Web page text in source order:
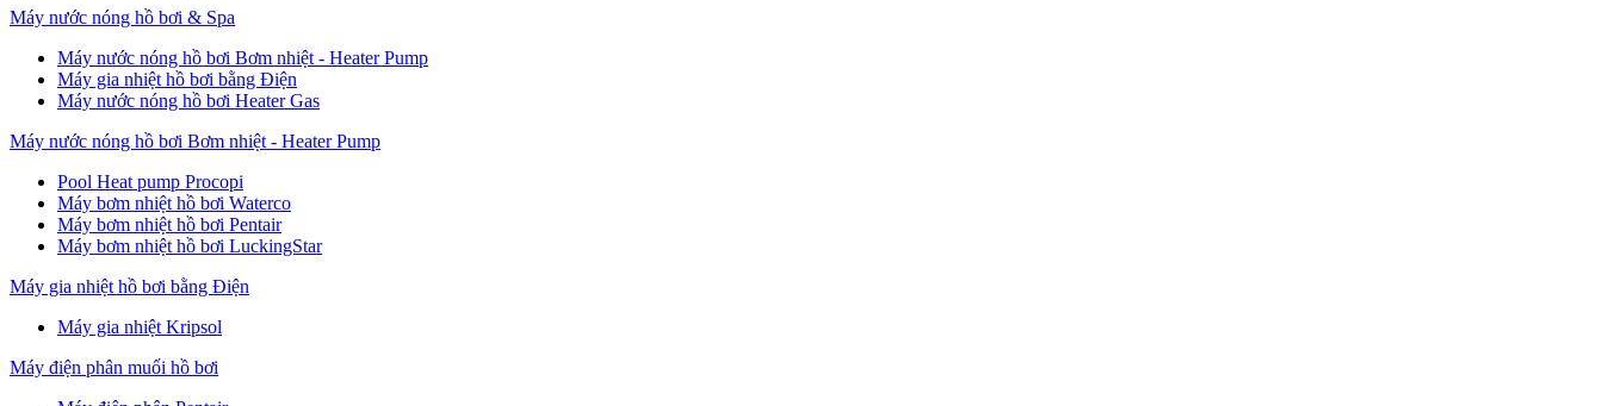
Máy nước nóng hồ bơi & Spa
Máy nước nóng hồ bơi Bơm nhiệt - Heater Pump
Máy gia nhiệt hồ bơi bằng Điện
Máy nước nóng hồ bơi Heater Gas
Máy nước nóng hồ bơi Bơm nhiệt - Heater Pump
Pool Heat pump Procopi
Máy bơm nhiệt hồ bơi Waterco
Máy bơm nhiệt hồ bơi Pentair
Máy bơm nhiệt hồ bơi LuckingStar
Máy gia nhiệt hồ bơi bằng Điện
Máy gia nhiệt Kripsol
Máy điện phân muối hồ bơi